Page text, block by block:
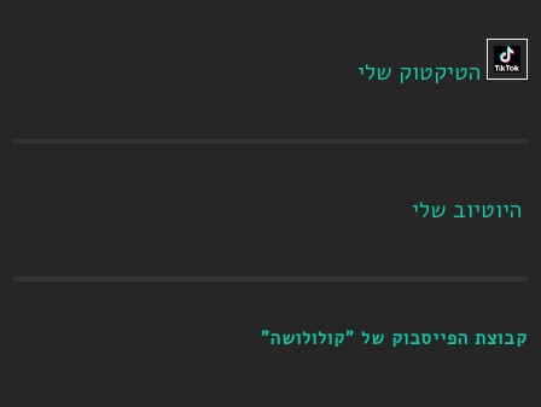
הטיקטוק שלי
היוטיוב שלי
קבוצת הפייסבוק של "קולולושה"